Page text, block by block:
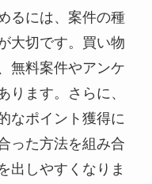
るには、案件の種
大切です。買い物
無料案件やアンケ
ります。さらに、
なポイント獲得に
った方法を組み合
出しやすくなりま